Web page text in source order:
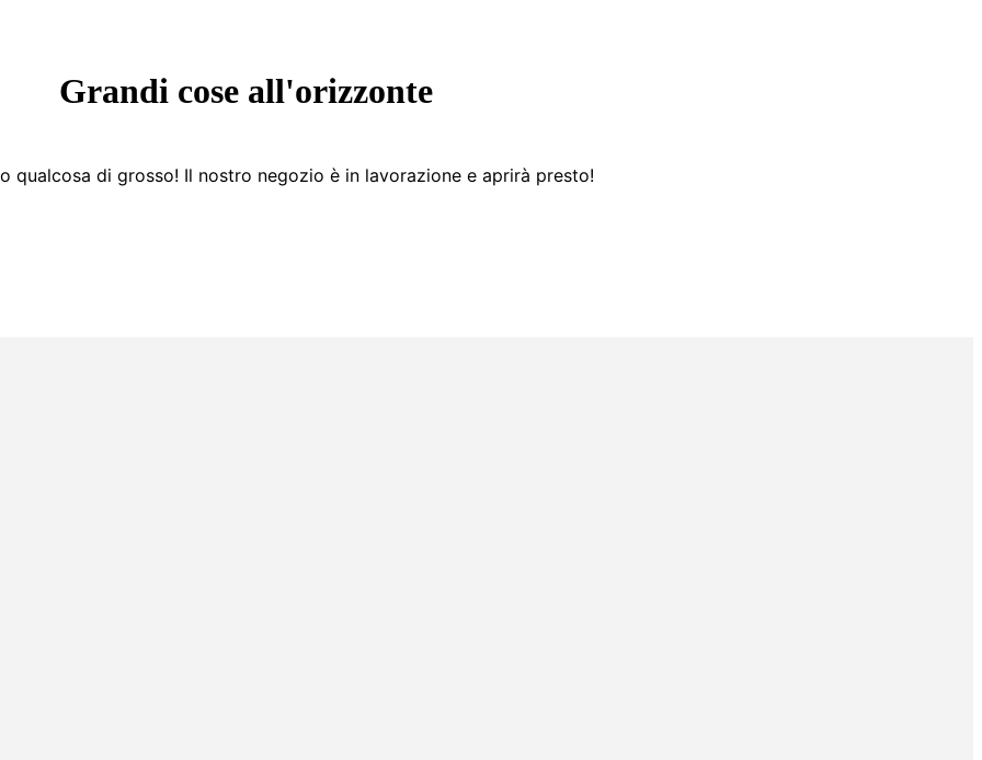
Grandi cose all'orizzonte
qualcosa di grosso! Il nostro negozio è in lavorazione e aprirà presto!